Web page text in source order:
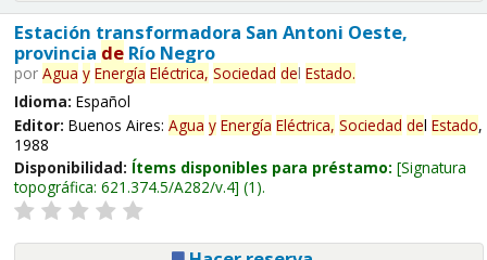
Estación transformadora San Antoni Oeste,
provincia deRío Negro
por Agua y Energía Eléctrica, Sociedad del Estado.
Idioma: Español
Editor: Buenos Aires: Agua y Energía Eléctrica, Sociedad del Estado,
1988
Disponibilidad: Ítems disponibles para préstamo: Signatura
topográfica: 621.374.5/A282/v.4 (1).